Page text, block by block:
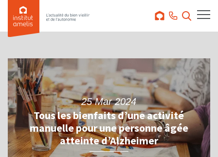
25 Mar 2024
Tous les bienfaits d’une activité
manuelle pour une personne âgée
atteinte d’Alzheimer